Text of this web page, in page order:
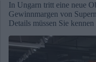
In Ungarn tritt eine neue
Gewinnmargen von
Details müssen Sie kennen